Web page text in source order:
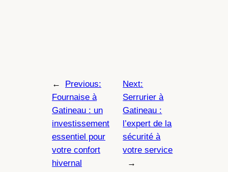
←
Previous:
Fournaise à
Gatineau : un
investissement
essentiel pour
votre confort
hivernal
Next:
Serrurier à
Gatineau :
l’expert de la
sécurité à
votre service
→